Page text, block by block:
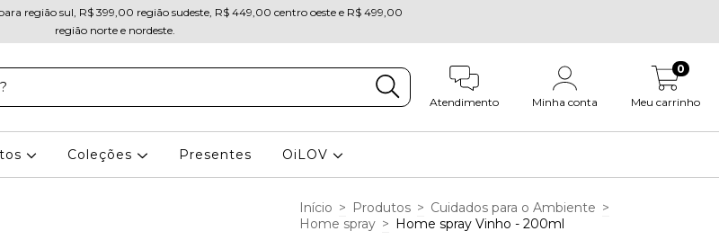
região sul, R$ 399,00 região sudeste, R$ 449,00 centro oeste e R$ 499,00
região norte e nordeste.
Atendimento Minha conta Meu carrinho
0
Coleções Presentes OiLOV
Início > Produtos > Cuidados para o Ambiente >
Home spray > Home spray Vinho - 200ml